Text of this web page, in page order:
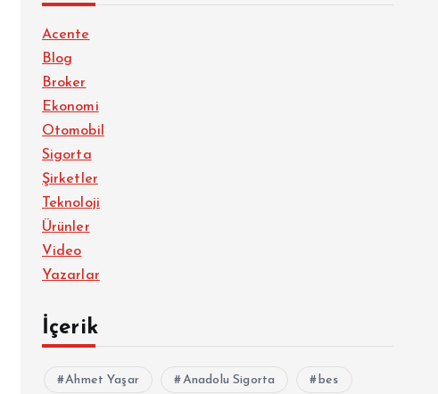
Acente
Blog
Broker
Ekonomi
Otomobil
Sigorta
Şirketler
Teknoloji
Ürünler
Video
Yazarlar
İçerik
Ahmet Yaşar Anadolu Sigorta bes